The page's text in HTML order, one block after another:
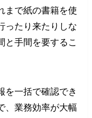
まで紙の書籍を使
ったり来たりしな
と手間を要するこ
を一括で確認でき
、業務効率が大幅